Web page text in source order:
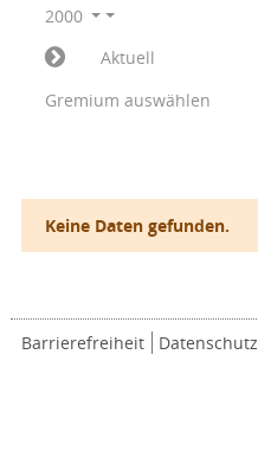
2000
Aktuell
Gremium auswählen
Keine Daten gefunden.
Barrierefreiheit Datenschutz